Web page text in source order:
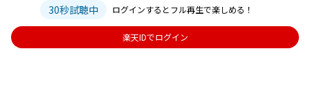
30秒試聴中 ログインするとフル再生で楽しめる！
楽天IDでログイン